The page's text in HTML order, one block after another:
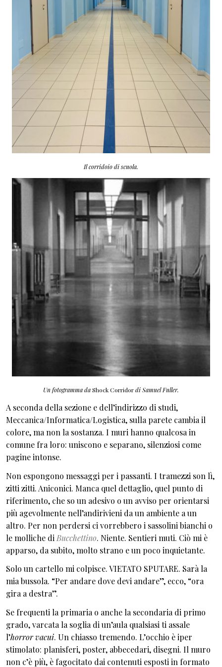
Il corridoio di scuola.
Un fotogramma daShock Corridordi Samuel Fuller.
A seconda della sezione e dell’indirizzo di studi,
Meccanica/Informatica/Logistica, sulla parete cambia il
colore, ma non la sostanza. I muri hanno qualcosa in
comune fra loro: uniscono e separano, silenziosi come
pagine intonse.
Non espongono messaggi per i passanti. I tramezzi son lì,
zitti zitti. Aniconici. Manca quel dettaglio, quel punto di
riferimento, che so un adesivo o un avviso per orientarsi
più agevolmente nell’andirivieni da un ambiente a un
altro. Per non perdersi ci vorrebbero i sassolini bianchi o
le molliche di Bucchettino. Niente. Sentieri muti. Ciò mi è
apparso, da subito, molto strano e un poco inquietante.
Solo un cartello mi colpisce. VIETATO SPUTARE. Sarà la
mia bussola. “Per andare dove devi andare”, ecco, “ora
gira a destra”.
Se frequenti la primaria o anche la secondaria di primo
grado, varcata la soglia di un’aula qualsiasi ti assale
l’horror vacui. Un chiasso tremendo. L’occhio è iper
stimolato: planisferi, poster, abbecedari, disegni. Il muro
non c’è più, è fagocitato dai contenuti esposti in formato